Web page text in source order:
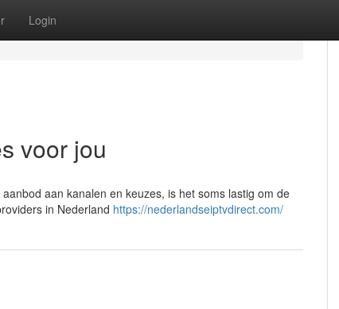
Login
voor jou
aan kanalen en keuzes, is het soms lastig om de
in Nederland https://nederlandseiptvdirect.com/